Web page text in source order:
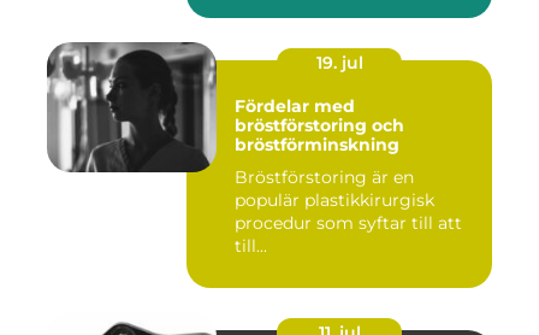
19. jul
Fördelar med
bröstförstoring och
bröstförminskning
Bröstförstoring är en
populär plastikkirurgisk
procedur som syftar till att
till...